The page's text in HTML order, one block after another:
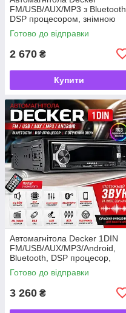
FM/USB/AUX/MP3 з Bluetooth,
DSP процесором, знімною
панеллю, автомобільна
магнітола
Готово до відправки
2 670 ₴
Купити
Автомагнітола Decker 1DIN
FM/USB/AUX/MP3/Android,
Bluetooth, DSP процесор,
автомобільна магнітола
Готово до відправки
3 260 ₴